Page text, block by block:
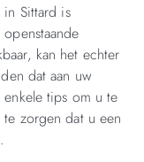
in Sittard is
kan het echter
dat aan uw
tips om u te
zorgen dat u een